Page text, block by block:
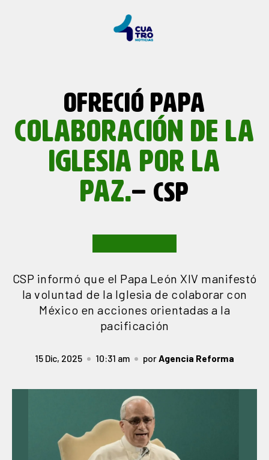
OFRECIÓ PAPA
COLABORACIÓN DE LA
IGLESIA POR LA
PAZ.– CSP
CSP informó que el Papa León XIV manifestó
la voluntad de la Iglesia de colaborar con
México en acciones orientadas a la
pacificación
15 Dic, 2025 10:31 am porAgencia Reforma